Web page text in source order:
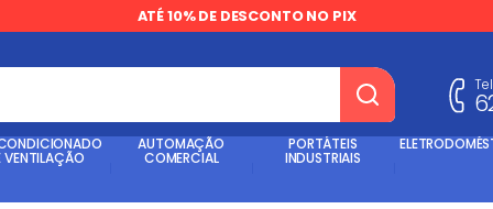
ATÉ 10% DE DESCONTO NO PIX
VENTILAÇÃO
AUTOMAÇÃO
COMERCIAL
PORTÁTEIS
INDUSTRIAIS